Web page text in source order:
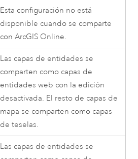
Esta configuración no está
disponible cuando se comparte
conArcGIS Online.
Las capas de entidades se
comparten como capas de
entidades web con la edición
desactivada. El resto de capas de
mapa se comparten como capas
de teselas.
Las capas de entidades se